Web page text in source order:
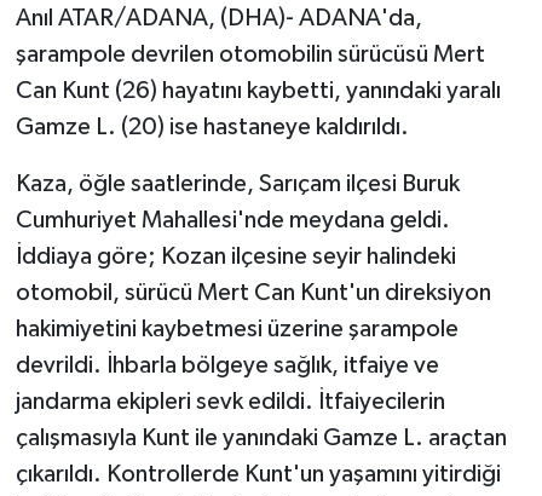
Anıl ATAR/ADANA, (DHA)- ADANA'da,
şarampole devrilen otomobilin sürücüsü Mert
Can Kunt (26) hayatını kaybetti, yanındaki yaralı
Gamze L. (20) ise hastaneye kaldırıldı.
Kaza, öğle saatlerinde, Sarıçam ilçesi Buruk
Cumhuriyet Mahallesi'nde meydana geldi.
İddiaya göre; Kozan ilçesine seyir halindeki
otomobil, sürücü Mert Can Kunt'un direksiyon
hakimiyetini kaybetmesi üzerine şarampole
devrildi. İhbarla bölgeye sağlık, itfaiye ve
jandarma ekipleri sevk edildi. İtfaiyecilerin
çalışmasıyla Kunt ile yanındaki Gamze L. araçtan
çıkarıldı. Kontrollerde Kunt'un yaşamını yitirdiği